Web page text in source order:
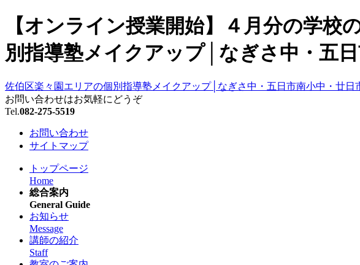
【オンライン授業開始】４月分の学校
別指導塾メイクアップ│なぎさ中・五
佐伯区楽々園エリアの個別指導塾メイクアップ│なぎさ中・五日市南小中・廿日
お問い合わせはお気軽にどうぞ
Tel.082-275-5519
お問い合わせ
サイトマップ
トップページ
Home
総合案内
General Guide
お知らせ
Message
講師の紹介
Staff